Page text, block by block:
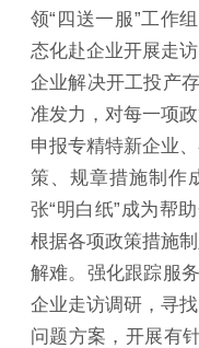
领“四送一服”工作
态化赴企业开展走
企业解决开工投产
准发力，对每一项
申报专精特新企业
策、规章措施制作
张“明白纸”成为帮
根据各项政策措施
解难。强化跟踪服
企业走访调研，寻
问题方案，开展有